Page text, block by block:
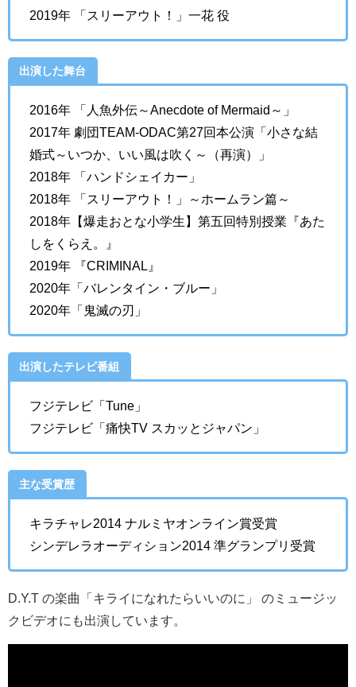
2019年 「スリーアウト！」一花 役
出演した舞台
2016年 「人魚外伝～Anecdote of Mermaid～」
2017年 劇団TEAM-ODAC第27回本公演「小さな結
婚式～いつか、いい風は吹く～（再演）」
2018年 「ハンドシェイカー」
2018年 「スリーアウト！」～ホームラン篇～
2018年【爆走おとな小学生】第五回特別授業『あた
しをくらえ。』
2019年 『CRIMINAL』
2020年「バレンタイン・ブルー」
2020年「鬼滅の刃」
出演したテレビ番組
フジテレビ「Tune」
フジテレビ「痛快TV スカッとジャパン」
主な受賞歴
キラチャレ2014 ナルミヤオンライン賞受賞
シンデレラオーディション2014 準グランプリ受賞
D.Y.T の楽曲「キライになれたらいいのに」 のミュージッ
クビデオにも出演しています。